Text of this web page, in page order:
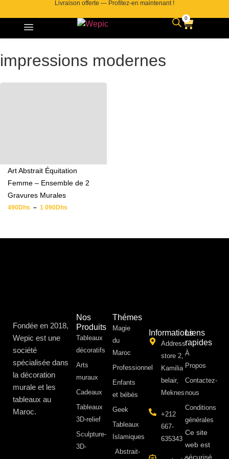
Livraison offerte — Profitez-en maintenant !
0
impressions modernes
Art Abstrait Équitation
Femme – Ensemble de 2
Gravures Murales
490Dhs – 1 090Dhs
Fondée en 2018,
Wepic est une
société
spécialisée dans
la décoration
murale et les
tableaux au
Maroc.
Nos
Produits
Tableaux
décoratifs
Arts
muraux
Cadeaux
Tableaux
3D-relief
Sculpture-
3D-
Thémes
Magie
du
Maroc
Professionnel
Enfants
et bébés
Geek
Tableaux
Islamiques
Abstrait-
Informations
Address:
store 2,
Kamilia
belair,
Meknes
+212
667-
635343
Liens
rapides
À
Propos ​
Contactez-
nous
Conditions
générales
Ce site
web est
sécurisé